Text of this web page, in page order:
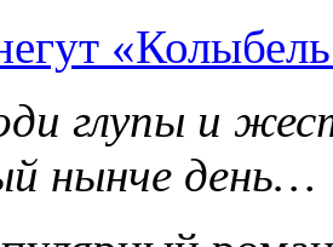
глупы и
нынче день…